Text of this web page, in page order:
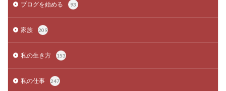
ブログを始める 93
家族 209
私の生き方 153
私の仕事 247